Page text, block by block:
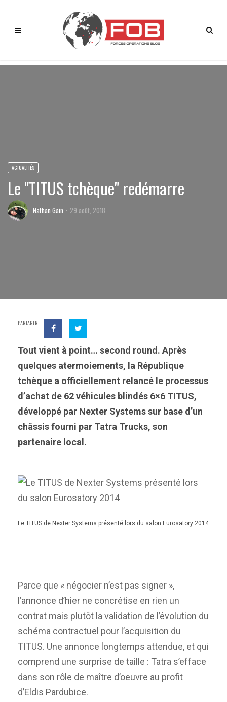
ACTUALITÉS
Le "TITUS tchèque" redémarre
Nathan Gain 29 août, 2018
PARTAGER
Tout vient à point… second round. Après
quelques atermoiements, la République
tchèque a officiellement relancé le processus
d’achat de 62 véhicules blindés 6×6 TITUS,
développé par Nexter Systems sur base d’un
châssis fourni par Tatra Trucks, son
partenaire local.
Le TITUS de Nexter Systems présenté lors du salon Eurosatory 2014
Parce que « négocier n’est pas signer »,
l’annonce d’hier ne concrétise en rien un
contrat mais plutôt la validation de l’évolution du
schéma contractuel pour l’acquisition du
TITUS. Une annonce longtemps attendue, et qui
comprend une surprise de taille : Tatra s’efface
dans son rôle de maître d’oeuvre au profit
d’Eldis Pardubice.